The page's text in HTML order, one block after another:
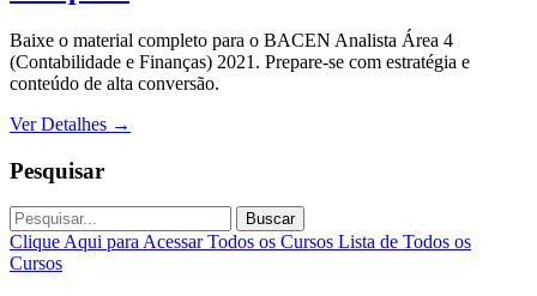
Baixe o material completo para o BACEN Analista Área 4
(Contabilidade e Finanças) 2021. Prepare-se com estratégia e
conteúdo de alta conversão.
Ver Detalhes →
Pesquisar
Buscar
Clique Aqui para Acessar Todos os Cursos Lista de Todos os
Cursos